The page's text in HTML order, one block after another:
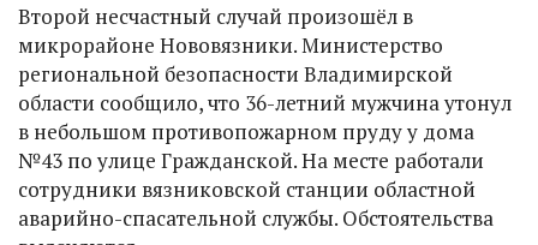
Второй несчастный случай произошёл в
микрорайоне Нововязники. Министерство
региональной безопасности Владимирской
области сообщило, что 36-летний мужчина утонул
в небольшом противопожарном пруду у дома
№43 по улице Гражданской. На месте работали
сотрудники вязниковской станции областной
аварийно-спасательной службы. Обстоятельства